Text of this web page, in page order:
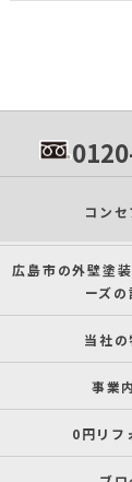
コンセ
広島市の外壁塗
ーズの
当社の
事業
0円リフ